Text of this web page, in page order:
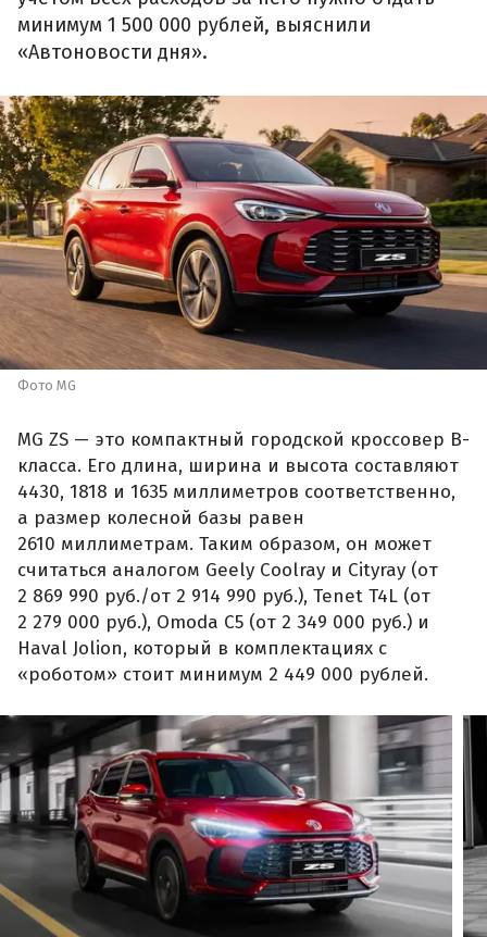
минимум 1 500 000 рублей, выяснили
«Автоновости дня».
Фото MG
MG ZS — это компактный городской кроссовер B-
класса. Его длина, ширина и высота составляют
4430, 1818 и 1635 миллиметров соответственно,
а размер колесной базы равен
2610 миллиметрам. Таким образом, он может
считаться аналогом Geely Coolray и Cityray (от
2 869 990 руб./от 2 914 990 руб.), Tenet T4L (от
2 279 000 руб.), Omoda C5 (от 2 349 000 руб.) и
Haval Jolion, который в комплектациях с
«роботом» стоит минимум 2 449 000 рублей.